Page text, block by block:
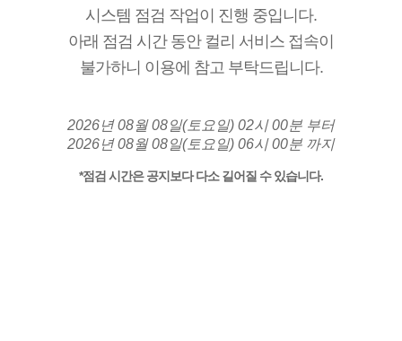
시스템 점검 작업이 진행 중입니다.
아래 점검 시간 동안 컬리 서비스 접속이
불가하니 이용에 참고 부탁드립니다.
2026년 08월 08일(토요일) 02시 00분 부터
2026년 08월 08일(토요일) 06시 00분 까지
*점검 시간은 공지보다 다소 길어질 수 있습니다.